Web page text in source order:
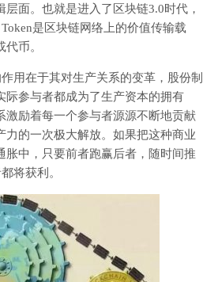
面。也就是进入了区块链3.0时代，
是区块链网络上的价值传输载
币。
用在于其对生产关系的变革，股份制
际参与者都成为了生产资本的拥有
激励着每一个参与者源源不断地贡献
力的一次极大解放。如果把这种商业
胀中，只要前者跑赢后者，随时间推
将获利。